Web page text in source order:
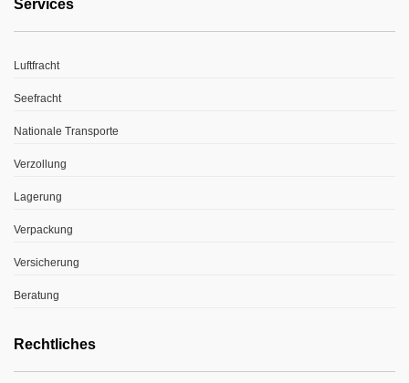
Services
Luftfracht
Seefracht
Nationale Transporte
Verzollung
Lagerung
Verpackung
Versicherung
Beratung
Rechtliches